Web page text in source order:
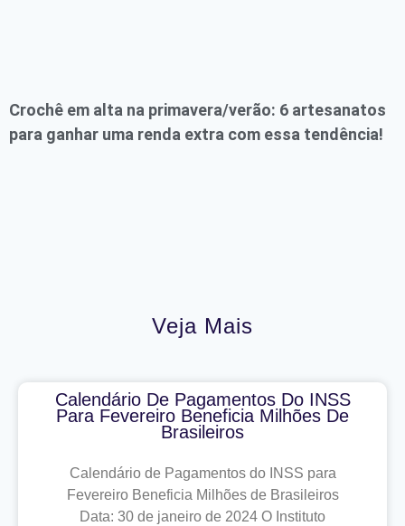
Crochê em alta na primavera/verão: 6 artesanatos
para ganhar uma renda extra com essa tendência!
Veja Mais
Calendário De Pagamentos Do INSS
Para Fevereiro Beneficia Milhões De
Brasileiros
Calendário de Pagamentos do INSS para
Fevereiro Beneficia Milhões de Brasileiros
Data: 30 de janeiro de 2024 O Instituto